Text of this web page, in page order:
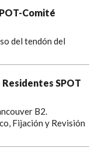
Comité
del tendón del
SPOT
B2.
Fijación y Revisión